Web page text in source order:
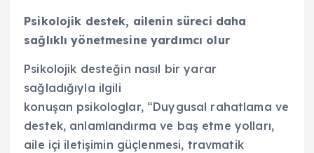
Psikolojik destek, ailenin süreci daha
sağlıklı yönetmesine yardımcı olur
Psikolojik desteğin nasıl bir yarar
sağladığıyla ilgili
konuşan psikologlar, “Duygusal rahatlama ve
destek, anlamlandırma ve baş etme yolları,
aile içi iletişimin güçlenmesi, travmatik